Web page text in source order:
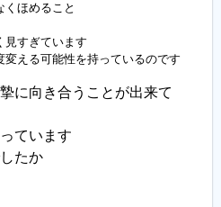
ほめること
見すぎています
える可能性を持っているのです
に向き合うことが出来て
ています
たか